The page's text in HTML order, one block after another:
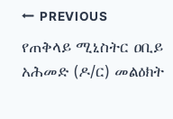
Post
navigation
PREVIOUS
የጠቅላይ ሚኒስትር ዐቢይ
አሕመድ (ዶ/ር) መልዕክት